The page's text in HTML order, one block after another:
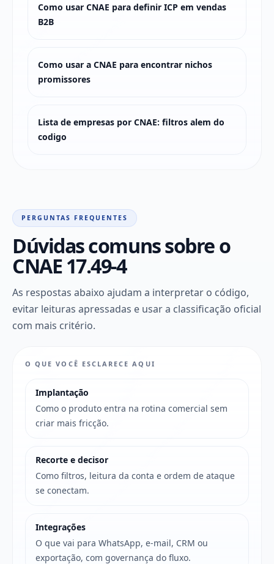
Como usar CNAE para definir ICP em vendas
B2B
Como usar a CNAE para encontrar nichos
promissores
Lista de empresas por CNAE: filtros alem do
codigo
PERGUNTAS FREQUENTES
Dúvidas comuns sobre o
CNAE 17.49-4
As respostas abaixo ajudam a interpretar o código,
evitar leituras apressadas e usar a classificação oficial
com mais critério.
O QUE VOCÊ ESCLARECE AQUI
Implantação
Como o produto entra na rotina comercial sem
criar mais fricção.
Recorte e decisor
Como filtros, leitura da conta e ordem de ataque
se conectam.
Integrações
O que vai para WhatsApp, e-mail, CRM ou
exportação, com governança do fluxo.